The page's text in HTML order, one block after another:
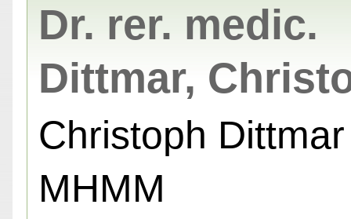
Dr. rer. medic.
Dittmar,
Christoph
MHMM